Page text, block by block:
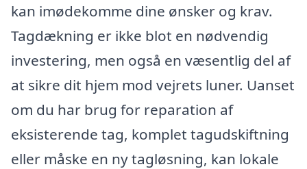
kan imødekomme dine ønsker og krav.
Tagdækning er ikke blot en nødvendig
investering, men også en væsentlig del af
at sikre dit hjem mod vejrets luner. Uanset
om du har brug for reparation af
eksisterende tag, komplet tagudskiftning
eller måske en ny tagløsning, kan lokale